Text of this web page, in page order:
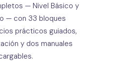
— Nivel Básico y
— con 33 bloques
prácticos guiados,
y dos manuales